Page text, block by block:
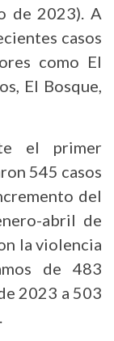
de 2023). A
casos
como El
El Bosque,
el primer
545 casos
del
abril de
la violencia
de 483
2023 a 503